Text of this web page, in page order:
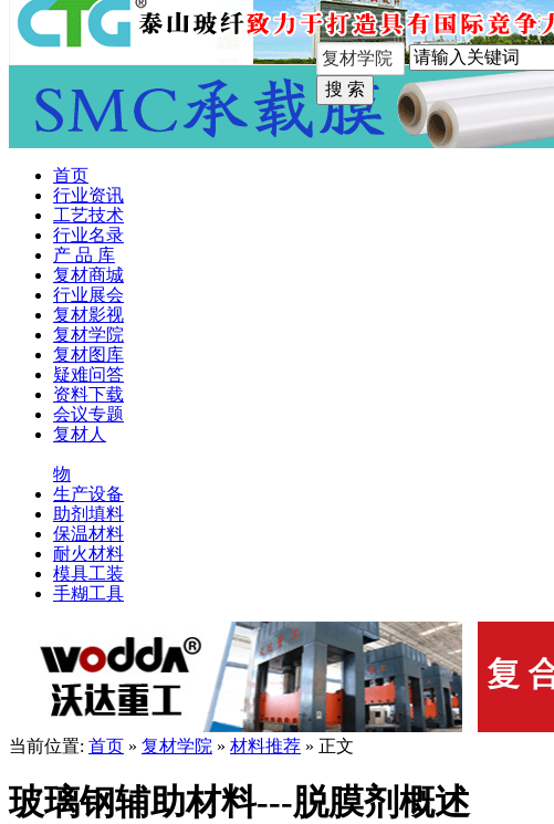
手机版
首页
行业资讯
工艺技术
行业名录
产 品 库
复材商城
行业展会
复材影视
复材学院
复材图库
疑难问答
资料下载
会议专题
复材人
物
生产设备
助剂填料
保温材料
耐火材料
模具工装
手糊工具
当前位置: 首页 » 复材学院 » 材料推荐 » 正文
玻璃钢辅助材料---脱膜剂概述